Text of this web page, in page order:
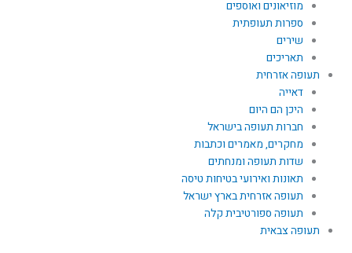
מוזיאונים ואוספים
ספרות תעופתית
שירים
תאריכים
תעופה אזרחית
דאייה
היכן הם היום
חברות תעופה בישראל
מחקרים, מאמרים וכתבות
שדות תעופה ומנחתים
תאונות ואירועי בטיחות טיסה
תעופה אזרחית בארץ ישראל
תעופה ספורטיבית קלה
תעופה צבאית